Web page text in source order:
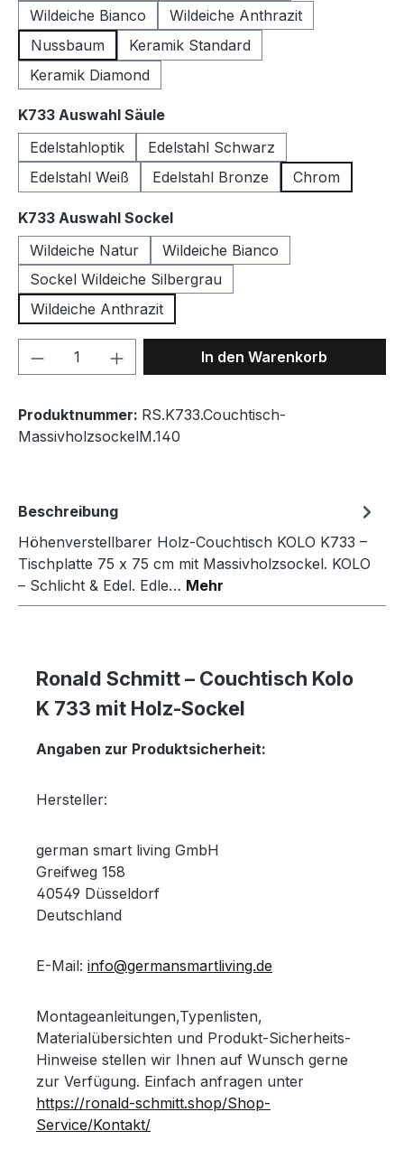
Wildeiche Bianco
Wildeiche Anthrazit
Nussbaum
Keramik Standard
Keramik Diamond
K733 Auswahl Säuleauswählen
Edelstahloptik
Edelstahl Schwarz
Edelstahl Weiß
Edelstahl Bronze Chrom
K733 Auswahl Sockelauswählen
Wildeiche Natur
Wildeiche Bianco
Sockel Wildeiche Silbergrau
Wildeiche Anthrazit
Produkt Anzahl: Gib denIn den Warenkorb
Produktnummer: RS.K733.Couchtisch-
MassivholzsockelM.140
Beschreibung
Höhenverstellbarer Holz-Couchtisch KOLO K733 –
Tischplatte 75 x 75 cm mit Massivholzsockel. KOLO
– Schlicht & Edel. Edle… Mehr
Ronald Schmitt – Couchtisch Kolo
K 733 mit Holz-Sockel
Angaben zur Produktsicherheit:
Hersteller:
german smart living GmbH
Greifweg 158
40549 Düsseldorf
Deutschland
E-Mail: info@germansmartliving.de
Montageanleitungen,Typenlisten,
Materialübersichten und Produkt-Sicherheits-
Hinweise stellen wir Ihnen auf Wunsch gerne
zur Verfügung. Einfach anfragen unter
https://ronald-schmitt.shop/Shop-
Service/Kontakt/